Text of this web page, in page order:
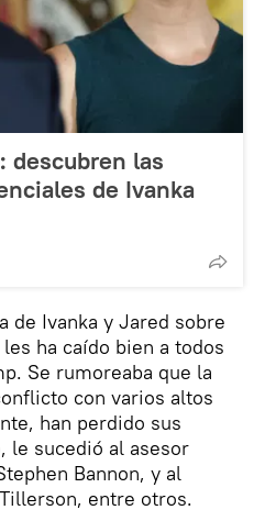
descubren las
de Ivanka
de Ivanka y Jared sobre
ha caído bien a todos
Se rumoreaba que la
con varios altos
han perdido sus
le sucedió al asesor
Bannon, y al
entre otros.